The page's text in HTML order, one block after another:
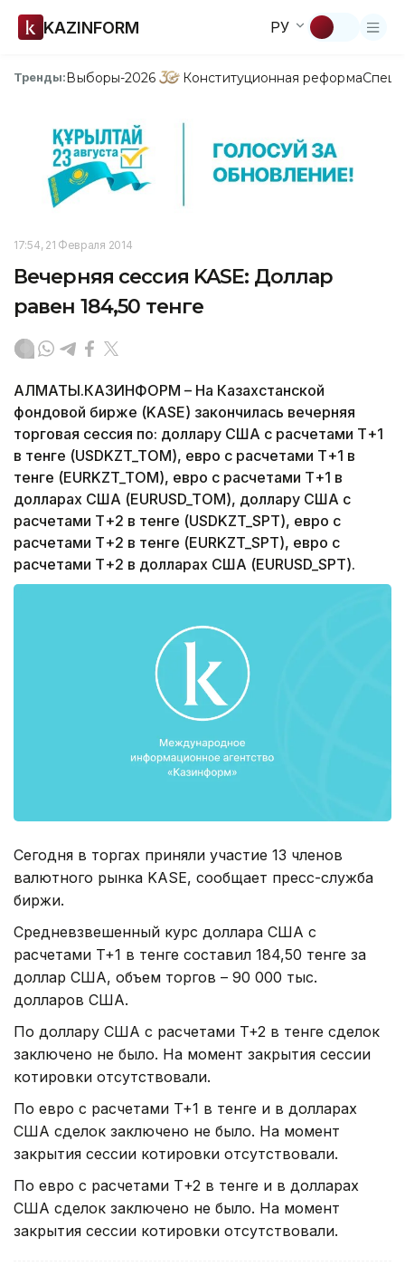
KAZINFORM РУ
Тренды:Выборы-2026 Конституционная реформа
17:54, 21 Февраля 2014
Вечерняя сессия KASE: Доллар
равен 184,50 тенге
АЛМАТЫ.КАЗИНФОРМ – На Казахстанской
фондовой бирже (KASE) закончилась вечерняя
торговая сессия по: доллару США с расчетами Т+1
в тенге (USDKZT_TOM), евро с расчетами Т+1 в
тенге (EURKZT_TOM), евро с расчетами Т+1 в
долларах США (EURUSD_TOM), доллару США с
расчетами Т+2 в тенге (USDKZT_SPT), евро с
расчетами Т+2 в тенге (EURKZT_SPT), евро с
расчетами Т+2 в долларах США (EURUSD_SPT).
Сегодня в торгах приняли участие 13 членов
валютного рынка KASE, сообщает пресс-служба
биржи.
Средневзвешенный курс доллара США с
расчетами T+1 в тенге составил 184,50 тенге за
доллар США, объем торгов – 90 000 тыс.
долларов США.
По доллару США с расчетами T+2 в тенге сделок
заключено не было. На момент закрытия сессии
котировки отсутствовали.
По евро с расчетами T+1 в тенге и в долларах
США сделок заключено не было. На момент
закрытия сессии котировки отсутствовали.
По евро с расчетами Т+2 в тенге и в долларах
США сделок заключено не было. На момент
закрытия сессии котировки отсутствовали.